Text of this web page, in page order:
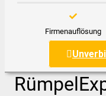
Firmenauflösung